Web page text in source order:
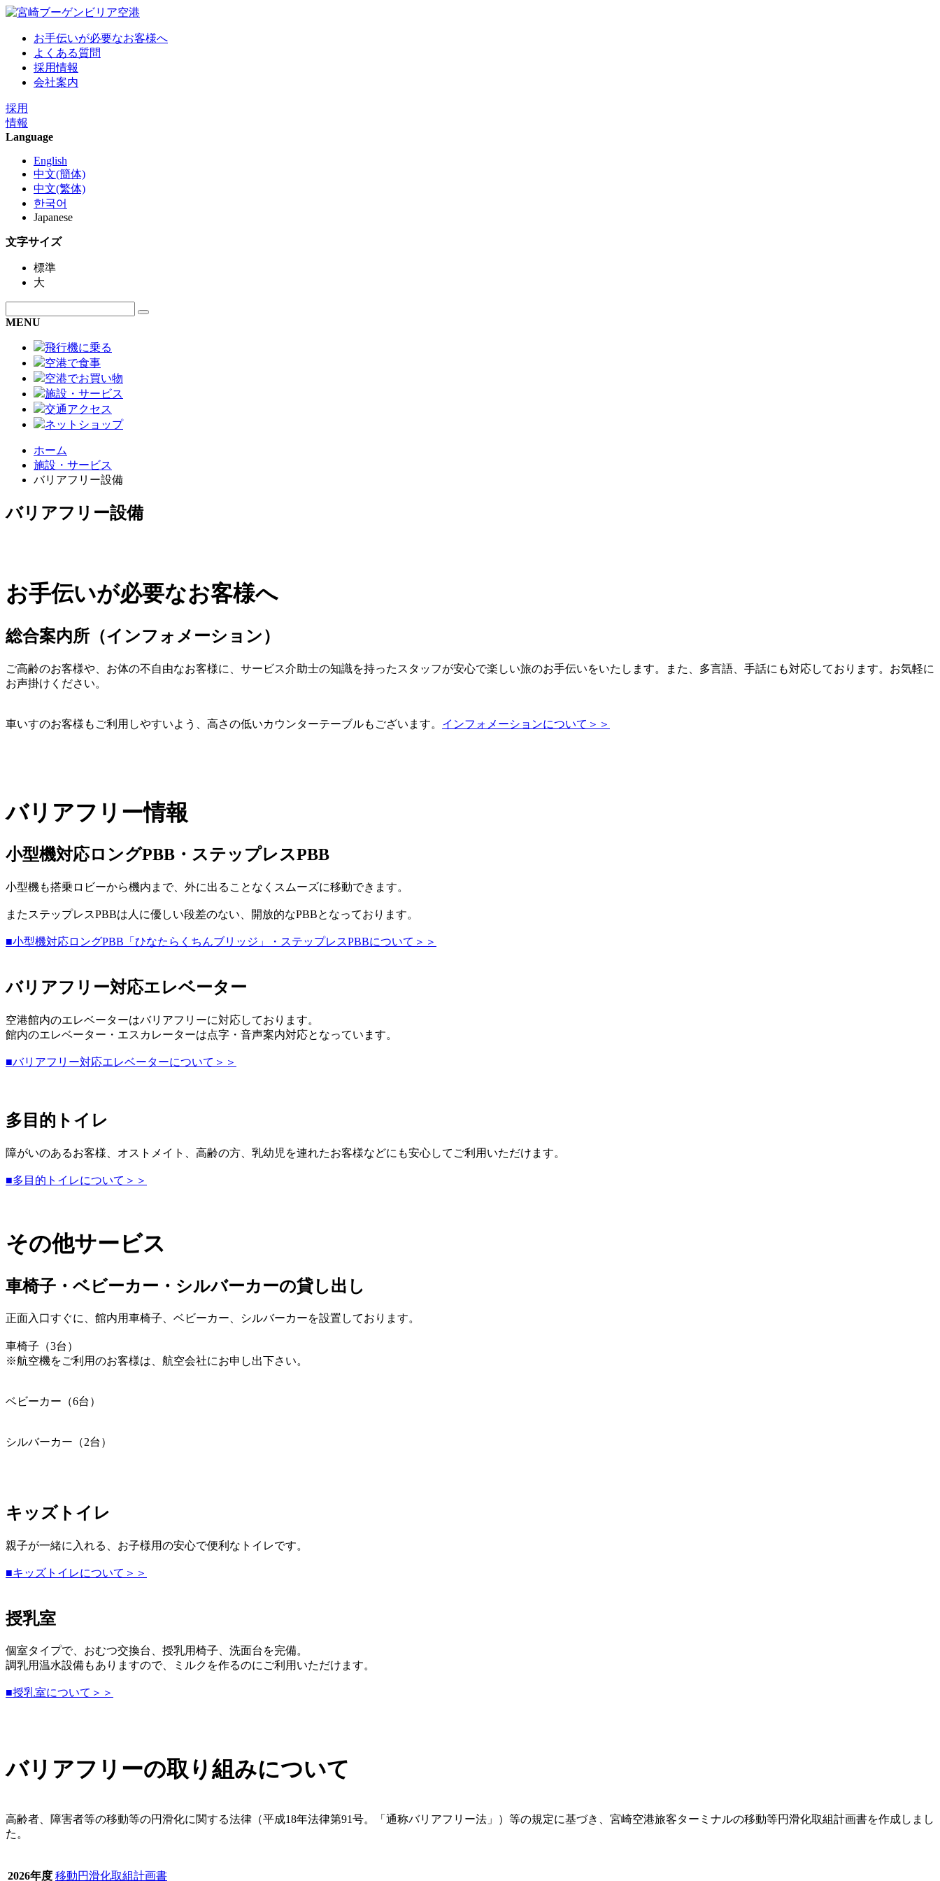
お手伝いが必要なお客様へ
よくある質問
採用情報
会社案内
採用
情報
Language
English
中文(簡体)
中文(繁体)
한국어
Japanese
文字サイズ
標準
大
MENU
飛行機に乗る
空港で食事
空港でお買い物
施設・サービス
交通アクセス
ネットショップ
ホーム
施設・サービス
バリアフリー設備
バリアフリー設備
お手伝いが必要なお客様へ
総合案内所（インフォメーション）
ご高齢のお客様や、お体の不自由なお客様に、サービス介助士の知識を持ったスタッフが安心で楽しい旅のお手伝いをいたします。また、多言語、手話にも対応しております。お気軽に
お声掛けください。
車いすのお客様もご利用しやすいよう、高さの低いカウンターテーブルもございます。 インフォメーションについて＞＞
バリアフリー情報
小型機対応ロングPBB・ステップレスPBB
小型機も搭乗ロビーから機内まで、外に出ることなくスムーズに移動できます。
またステップレスPBBは人に優しい段差のない、開放的なPBBとなっております。
■小型機対応ロングPBB「ひなたらくちんブリッジ」・ステップレスPBBについて＞＞
バリアフリー対応エレベーター
空港館内のエレベーターはバリアフリーに対応しております。
館内のエレベーター・エスカレーターは点字・音声案内対応となっています。
■バリアフリー対応エレベーターについて＞＞
多目的トイレ
障がいのあるお客様、オストメイト、高齢の方、乳幼児を連れたお客様などにも安心してご利用いただけます。
■多目的トイレについて＞＞
その他サービス
車椅子・ベビーカー・シルバーカーの貸し出し
正面入口すぐに、館内用車椅子、ベビーカー、シルバーカーを設置しております。
車椅子（3台）
※航空機をご利用のお客様は、航空会社にお申し出下さい。
ベビーカー（6台）
シルバーカー（2台）
キッズトイレ
親子が一緒に入れる、お子様用の安心で便利なトイレです。
■キッズトイレについて＞＞
授乳室
個室タイプで、おむつ交換台、授乳用椅子、洗面台を完備。
調乳用温水設備もありますので、ミルクを作るのにご利用いただけます。
■授乳室について＞＞
バリアフリーの取り組みについて
高齢者、障害者等の移動等の円滑化に関する法律（平成18年法律第91号。「通称バリアフリー法」）等の規定に基づき、宮崎空港旅客ターミナルの移動等円滑化取組計画書を作成しまし
た。
2026年度 移動円滑化取組計画書